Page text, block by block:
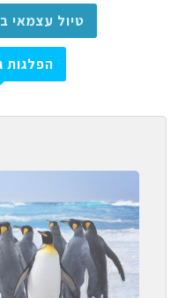
טיול עצמאי
הפלגות